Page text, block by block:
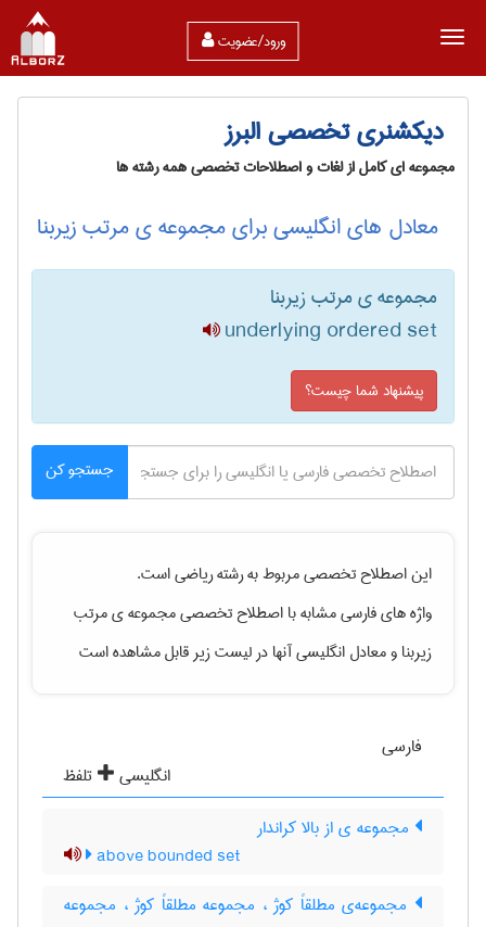
ورود/عضویت
دیکشنری تخصصی البرز
مجموعه ای کامل از لغات و اصطلاحات تخصصی همه رشته ها
معادل های انگلیسی برای مجموعه ی مرتب زیربنا
مجموعه ی مرتب زیربنا
underlying ordered set
پیشنهاد شما چیست؟
جستجو کن
این اصطلاح تخصصی مربوط به رشتهرياضیاست.
واژه های فارسی مشابه با اصطلاح تخصصیمجموعه ی مرتب
زیربناو معادل انگلیسی آنها در لیست زیر قابل مشاهده است
فارسی
انگلیسی
تلفظ
مجموعه ی از بالا کراندار
above bounded set
مجموعه‌ی مطلقاً کوژ ، مجموعه مطلقاً کوژ ، مجموعه